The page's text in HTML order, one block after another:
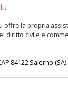
offre la propria
diritto civile e
84122 Salerno (SA)